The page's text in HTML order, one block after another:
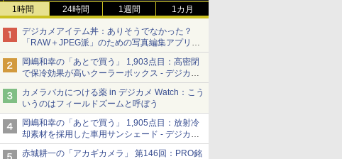
1時間 24時間 1週間 1カ月
デジカメアイテム丼：ありそうでなかった？
「RAW＋JPEG派」のための写真編集アプリ
カメラデフォルトのJPEGを大切にする
「Filmator」
岡嶋和幸の「あとで買う」 1,903点目：高密閉
で保冷効果が高いクーラーボックス - デジカメ
Watch
カメラバカにつける薬 in デジカメ Watch：こう
いうのはフィールドズームと呼ぼう
岡嶋和幸の「あとで買う」 1,905点目：放射冷
却素材を採用した車用サンシェード - デジカメ
Watch
赤城耕一の「アカギカメラ」 第146回：PRO銘